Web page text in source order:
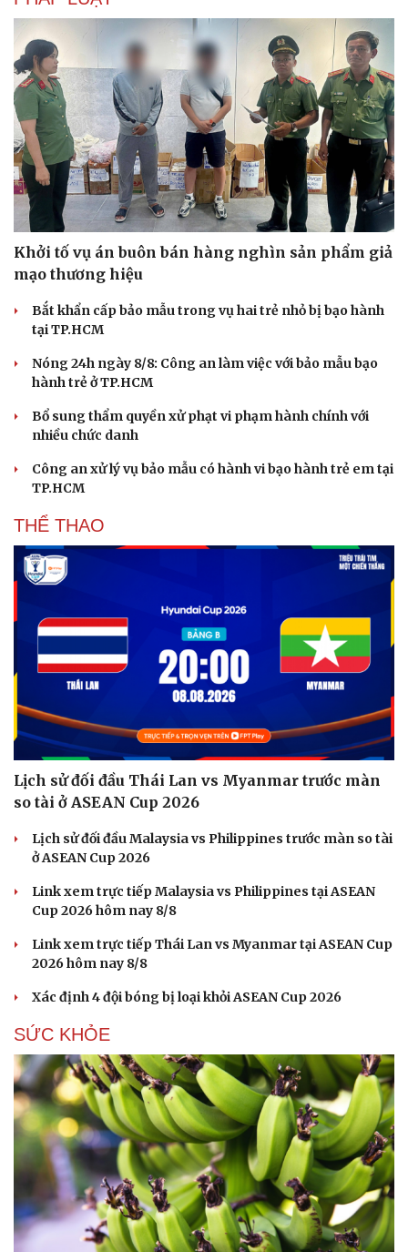
Văn hóa
Sân khấu - Điện ảnh
Văn học
Di sản
Nghệ sĩ
Khởi tố vụ án buôn bán hàng nghìn sản phẩm giả
mạo thương hiệu
Bắt khẩn cấp bảo mẫu trong vụ hai trẻ nhỏ bị bạo hành
tại TP.HCM
Nóng 24h ngày 8/8: Công an làm việc với bảo mẫu bạo
hành trẻ ở TP.HCM
Bổ sung thẩm quyền xử phạt vi phạm hành chính với
nhiều chức danh
Công an xử lý vụ bảo mẫu có hành vi bạo hành trẻ em tại
TP.HCM
THỂ THAO
Lịch sử đối đầu Thái Lan vs Myanmar trước màn
so tài ở ASEAN Cup 2026
Lịch sử đối đầu Malaysia vs Philippines trước màn so tài
ở ASEAN Cup 2026
Link xem trực tiếp Malaysia vs Philippines tại ASEAN
Cup 2026 hôm nay 8/8
Link xem trực tiếp Thái Lan vs Myanmar tại ASEAN Cup
2026 hôm nay 8/8
Xác định 4 đội bóng bị loại khỏi ASEAN Cup 2026
SỨC KHỎE